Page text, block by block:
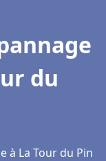
du
à La Tour du Pin